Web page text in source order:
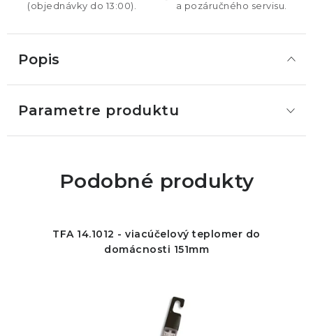
(objednávky do 13:00).
a pozáručného servisu.
Popis
Parametre produktu
Podobné produkty
TFA 14.1012 - viacúčelový teplomer do
domácnosti 151mm